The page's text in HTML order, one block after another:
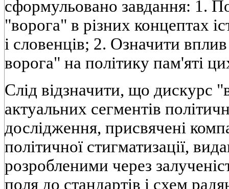
сформульовано завдання: 1.
"ворога" в різних концептах
і словенців; 2. Означити
ворога" на політику пам'яті
Слід відзначити, що дискурс
актуальних сегментів
дослідження, присвячені
політичної стигматизації,
розробленими через
поля до стандартів і схем